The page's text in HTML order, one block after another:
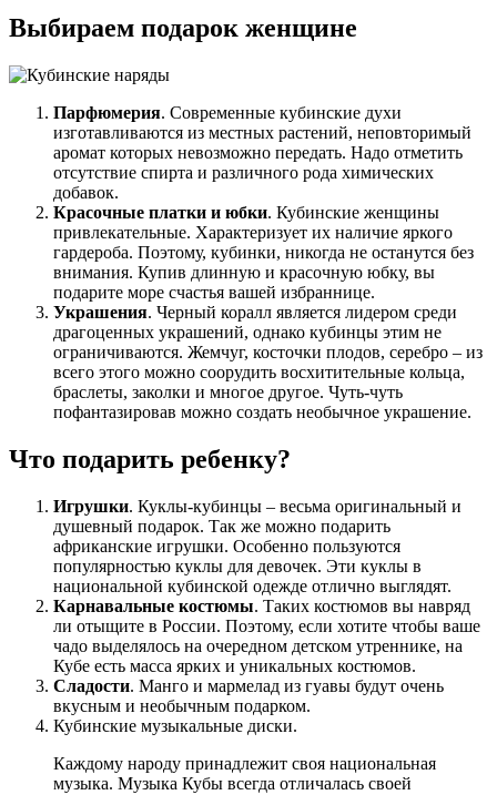
Выбираем подарок женщине
Парфюмерия. Современные кубинские духи
изготавливаются из местных растений, неповторимый
аромат которых невозможно передать. Надо отметить
отсутствие спирта и различного рода химических
добавок.
Красочные платки и юбки. Кубинские женщины
привлекательные. Характеризует их наличие яркого
гардероба. Поэтому, кубинки, никогда не останутся без
внимания. Купив длинную и красочную юбку, вы
подарите море счастья вашей избраннице.
Украшения. Черный коралл является лидером среди
драгоценных украшений, однако кубинцы этим не
ограничиваются. Жемчуг, косточки плодов, серебро – из
всего этого можно соорудить восхитительные кольца,
браслеты, заколки и многое другое. Чуть-чуть
пофантазировав можно создать необычное украшение.
Что подарить ребенку?
Игрушки. Куклы-кубинцы – весьма оригинальный и
душевный подарок. Так же можно подарить
африканские игрушки. Особенно пользуются
популярностью куклы для девочек. Эти куклы в
национальной кубинской одежде отлично выглядят.
Карнавальные костюмы. Таких костюмов вы навряд
ли отыщите в России. Поэтому, если хотите чтобы ваше
чадо выделялось на очередном детском утреннике, на
Кубе есть масса ярких и уникальных костюмов.
Сладости. Манго и мармелад из гуавы будут очень
вкусным и необычным подарком.
Кубинские музыкальные диски.
Каждому народу принадлежит своя национальная
музыка. Музыка Кубы всегда отличалась своей